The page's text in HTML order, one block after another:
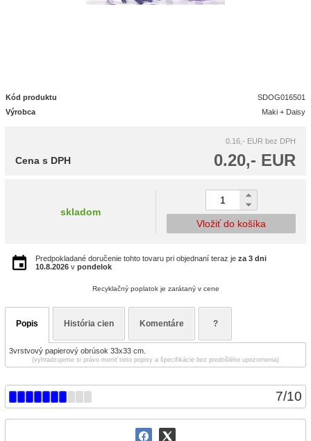
7/10
Kód produktu
SDOG016501
Výrobca
Maki + Daisy
0.16,- EUR bez DPH
0.20,- EUR
Cena s DPH
skladom
Vložiť do košíka
Predpokladané doručenie tohto tovaru pri objednaní teraz je za 3 dni
10.8.2026 v pondelok
Recyklačný poplatok je zarátaný v cene
Popis História cien Komentáre ?
3vrstvový papierový obrúsok 33x33 cm.
(vyhradzujeme si právo meniť tieto popisy a špecifikácie bez predošlého upozornenia)